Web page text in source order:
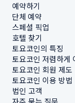
예약하기
단체 예약
스페셜 픽업
호텔 찾기
토요코인의 특징
토요코인 저렴하게
토요코인 회원 제도
토요코인 이용 방법
법인 고객